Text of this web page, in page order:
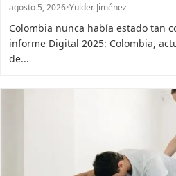
agosto 5, 2026•Yulder Jiménez
Colombia nunca había estado tan
informe Digital 2025: Colombia,
de...